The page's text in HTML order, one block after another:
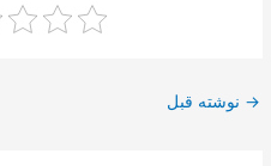
پیمایش
→ نوشته قبل